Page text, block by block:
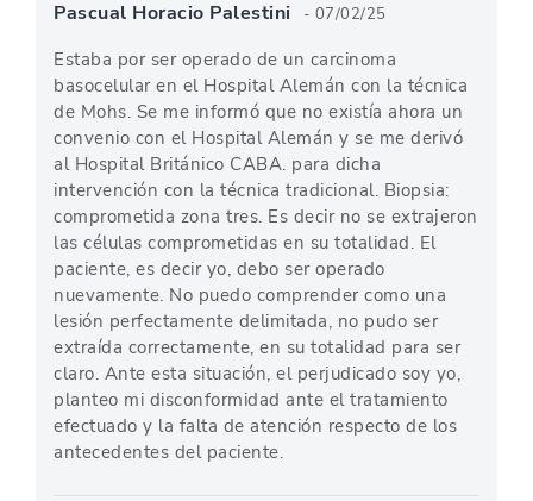
Pascual Horacio Palestini - 07/02/25
Estaba por ser operado de un carcinoma
basocelular en el Hospital Alemán con la técnica
de Mohs. Se me informó que no existía ahora un
convenio con el Hospital Alemán y se me derivó
al Hospital Británico CABA. para dicha
intervención con la técnica tradicional. Biopsia:
comprometida zona tres. Es decir no se extrajeron
las células comprometidas en su totalidad. El
paciente, es decir yo, debo ser operado
nuevamente. No puedo comprender como una
lesión perfectamente delimitada, no pudo ser
extraída correctamente, en su totalidad para ser
claro. Ante esta situación, el perjudicado soy yo,
planteo mi disconformidad ante el tratamiento
efectuado y la falta de atención respecto de los
antecedentes del paciente.